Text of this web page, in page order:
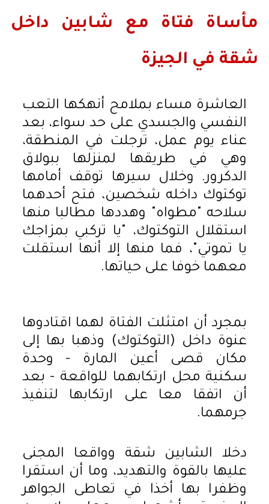
مأساة فتاة مع شابين داخل
شقة في الجيزة
العاشرة مساء بملامح أنهكها التعب
النفسي والجسدي على حد سواء، بعد
عناء يوم عمل، ترجلت في المنطقة،
وهي في طريقها لمنزلها ببولاق
الدكرور. وخلال سيرها توقف أمامها
توكتوك داخله شخصين، فتح أحدهما
سلاحه "مطواه" وهددها مطالبا منها
استقلال التوكتوك، "يا تركبي بمزاجك
يا تموتي"، فما منها إلا أنها استقلت
معهما خوفا على حياتها.
بمجرد أن امتثلت الفتاة لهما اقتادوها
عنوة داخل (التوكتوك) وذهبا بها إلى
مكان قصى أعين المارة - وحدة
سكنية محل ارتكابهما للواقعة - بعد
أن اتفقا معا على ارتكابها لتنفيذ
جرمهما.
دخلا الشابين شقة وواقعا المجنى
عليها بالقوة والتهديد، وما أن استقرا
وظفرا بها أخذا في تعاطى الجواهر